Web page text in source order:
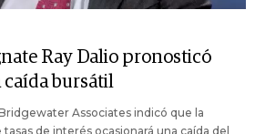
Ray Dalio pronosticó
bursátil
Associates indicó que la
de interés ocasionará una caída del